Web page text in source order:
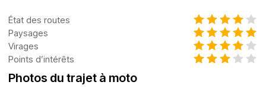
État des routes
Paysages
Virages
Points d’intérêts
Photos du trajet à moto